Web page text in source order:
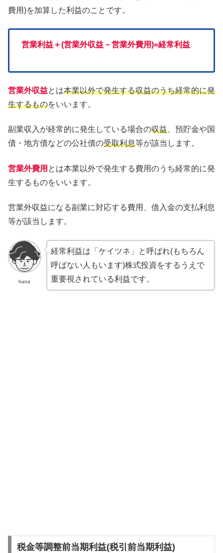
費用)を加算した利益のことです。
営業利益＋(営業外収益－営業外費用)=経常利益
営業外収益とは本業以外で発生する収益のうち経常的に発
生するものをいいます。
副業収入が経常的に発生している場合の収益、預貯金や国
債・地方債などの公社債の受取利息等が該当します。
営業外費用 とは本業以外で発生する費用のうち経常的に発
生するものをいいます。
営業外収益になる副業に対応する費用、借入金の支払利息
等が該当します。
hana
経常利益は「ケイツネ」と呼ばれ(もちろん
呼ばない人もいます)株式投資をするうえで
重要視されている利益です。
税金等調整前当期利益(税引前当期利益)